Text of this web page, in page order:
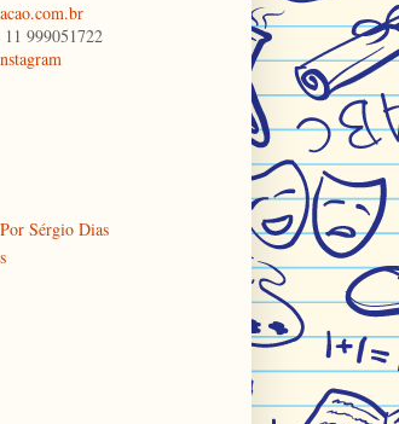
999051722
Sérgio Dias